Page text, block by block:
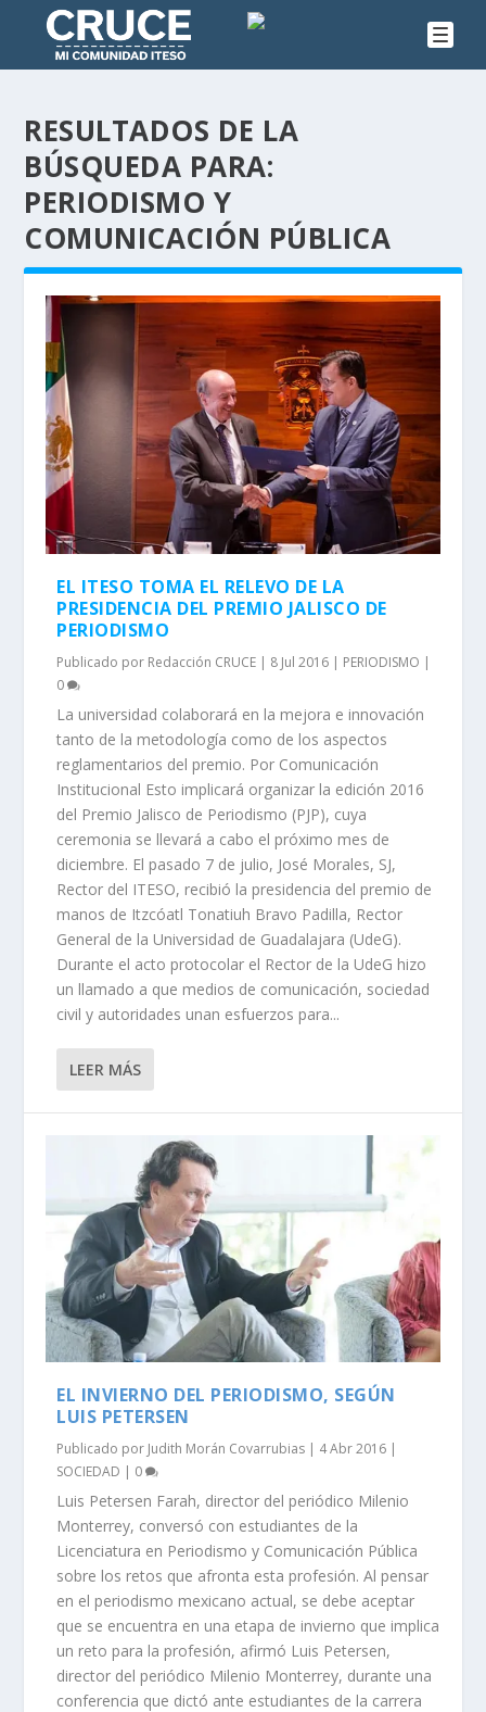
RESULTADOS DE LA
BÚSQUEDA PARA:
PERIODISMO Y
COMUNICACIÓN PÚBLICA
EL ITESO TOMA EL RELEVO DE LA
PRESIDENCIA DEL PREMIO JALISCO DE
PERIODISMO
Publicado por Redacción CRUCE | 8 Jul 2016 | PERIODISMO |
0
La universidad colaborará en la mejora e innovación
tanto de la metodología como de los aspectos
reglamentarios del premio. Por Comunicación
Institucional Esto implicará organizar la edición 2016
del Premio Jalisco de Periodismo (PJP), cuya
ceremonia se llevará a cabo el próximo mes de
diciembre. El pasado 7 de julio, José Morales, SJ,
Rector del ITESO, recibió la presidencia del premio de
manos de Itzcóatl Tonatiuh Bravo Padilla, Rector
General de la Universidad de Guadalajara (UdeG).
Durante el acto protocolar el Rector de la UdeG hizo
un llamado a que medios de comunicación, sociedad
civil y autoridades unan esfuerzos para...
LEER MÁS
EL INVIERNO DEL PERIODISMO, SEGÚN
LUIS PETERSEN
Publicado por Judith Morán Covarrubias | 4 Abr 2016 |
SOCIEDAD | 0
Luis Petersen Farah, director del periódico Milenio
Monterrey, conversó con estudiantes de la
Licenciatura en Periodismo y Comunicación Pública
sobre los retos que afronta esta profesión. Al pensar
en el periodismo mexicano actual, se debe aceptar
que se encuentra en una etapa de invierno que implica
un reto para la profesión, afirmó Luis Petersen,
director del periódico Milenio Monterrey, durante una
conferencia que dictó ante estudiantes de la carrera